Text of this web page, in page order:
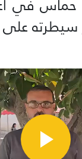
سيطرته